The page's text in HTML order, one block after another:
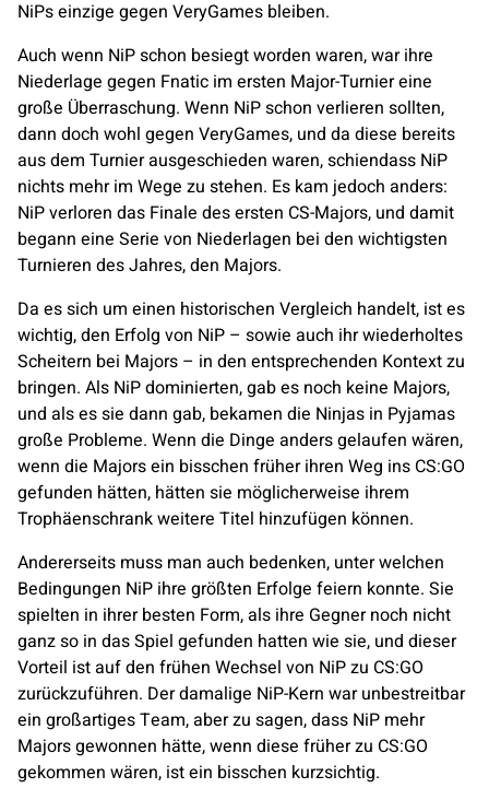
NiPs einzige gegen VeryGames bleiben.
Auch wenn NiP schon besiegt worden waren, war ihre
Niederlage gegen Fnatic im ersten Major-Turnier eine
große Überraschung. Wenn NiP schon verlieren sollten,
dann doch wohl gegen VeryGames, und da diese bereits
aus dem Turnier ausgeschieden waren, schiendass NiP
nichts mehr im Wege zu stehen. Es kam jedoch anders:
NiP verloren das Finale des ersten CS-Majors, und damit
begann eine Serie von Niederlagen bei den wichtigsten
Turnieren des Jahres, den Majors.
Da es sich um einen historischen Vergleich handelt, ist es
wichtig, den Erfolg von NiP – sowie auch ihr wiederholtes
Scheitern bei Majors – in den entsprechenden Kontext zu
bringen. Als NiP dominierten, gab es noch keine Majors,
und als es sie dann gab, bekamen die Ninjas in Pyjamas
große Probleme. Wenn die Dinge anders gelaufen wären,
wenn die Majors ein bisschen früher ihren Weg ins CS:GO
gefunden hätten, hätten sie möglicherweise ihrem
Trophäenschrank weitere Titel hinzufügen können.
Andererseits muss man auch bedenken, unter welchen
Bedingungen NiP ihre größten Erfolge feiern konnte. Sie
spielten in ihrer besten Form, als ihre Gegner noch nicht
ganz so in das Spiel gefunden hatten wie sie, und dieser
Vorteil ist auf den frühen Wechsel von NiP zu CS:GO
zurückzuführen. Der damalige NiP-Kern war unbestreitbar
ein großartiges Team, aber zu sagen, dass NiP mehr
Majors gewonnen hätte, wenn diese früher zu CS:GO
gekommen wären, ist ein bisschen kurzsichtig.